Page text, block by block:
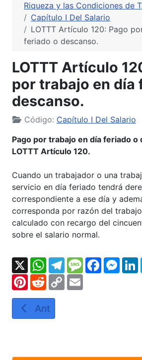
Riqueza y las Condiciones de
Capítulo I Del Salario
LOTTT Artículo 120: Pago
feriado o descanso.
LOTTT Artículo
por trabajo en día
descanso.
Código: Capítulo I Del Salario
Pago por trabajo en día feriado o
LOTTT Artículo 120.
Cuando un trabajador o una
servicio en día feriado tendrá
correspondiente a ese día y
corresponda por razón del
calculado con recargo del
sobre el salario normal.
X WhatsApp
TelegramMessage
PinterestRedditCopy
Artículo anterior: LOTTT
Anterior